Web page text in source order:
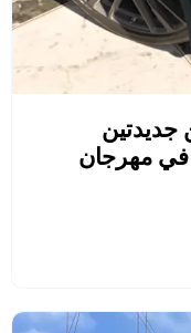
جديدتين
في مهرجان